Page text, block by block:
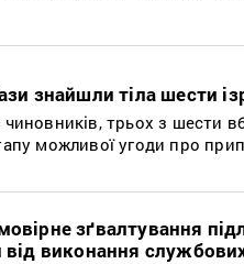
знайшли тіла шести
трьох з шести
можливої угоди про
зґвалтування
від виконання